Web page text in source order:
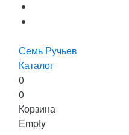
Семь Ручьев
Каталог
0
0
Корзина
Empty